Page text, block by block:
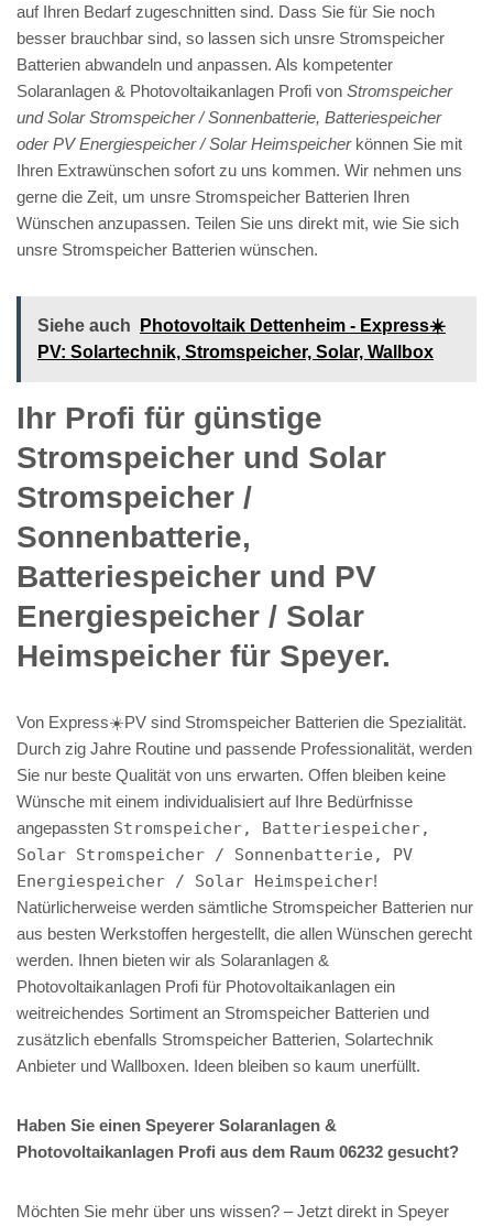
auf Ihren Bedarf zugeschnitten sind. Dass Sie für Sie noch
besser brauchbar sind, so lassen sich unsre Stromspeicher
Batterien abwandeln und anpassen. Als kompetenter
Solaranlagen & Photovoltaikanlagen Profi von Stromspeicher
und Solar Stromspeicher / Sonnenbatterie, Batteriespeicher
oder PV Energiespeicher / Solar Heimspeicherkönnen Sie mit
Ihren Extrawünschen sofort zu uns kommen. Wir nehmen uns
gerne die Zeit, um unsre Stromspeicher Batterien Ihren
Wünschen anzupassen. Teilen Sie uns direkt mit, wie Sie sich
unsre Stromspeicher Batterien wünschen.
Siehe auch
Photovoltaik Dettenheim - Express☀️
PV️: Solartechnik, Stromspeicher, Solar, Wallbox
Ihr Profi für günstige
Stromspeicher und Solar
Stromspeicher /
Sonnenbatterie,
Batteriespeicher und PV
Energiespeicher / Solar
Heimspeicher für Speyer.
Von Express☀️PV️ sind Stromspeicher Batterien die Spezialität.
Durch zig Jahre Routine und passende Professionalität, werden
Sie nur beste Qualität von uns erwarten. Offen bleiben keine
Wünsche mit einem individualisiert auf Ihre Bedürfnisse
angepassten Stromspeicher, Batteriespeicher,
Solar Stromspeicher / Sonnenbatterie, PV
Energiespeicher / Solar Heimspeicher!
Natürlicherweise werden sämtliche Stromspeicher Batterien nur
aus besten Werkstoffen hergestellt, die allen Wünschen gerecht
werden. Ihnen bieten wir als Solaranlagen &
Photovoltaikanlagen Profi für Photovoltaikanlagen ein
weitreichendes Sortiment an Stromspeicher Batterien und
zusätzlich ebenfalls Stromspeicher Batterien, Solartechnik
Anbieter und Wallboxen. Ideen bleiben so kaum unerfüllt.
Haben Sie einen Speyerer Solaranlagen &
Photovoltaikanlagen Profi aus dem Raum 06232 gesucht?
Möchten Sie mehr über uns wissen? – Jetzt direkt in Speyer